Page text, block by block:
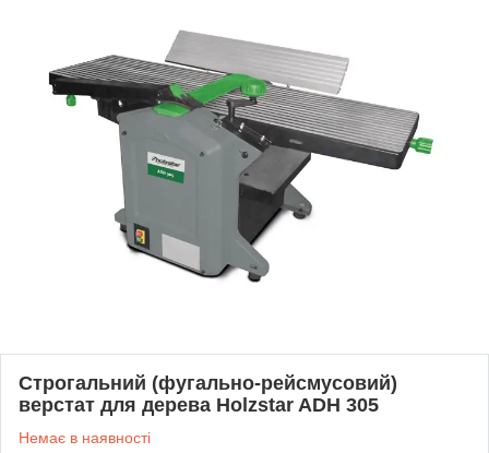
Строгальний (фугально-рейсмусовий)
верстат для дерева Holzstar ADH 305
Немає в наявності